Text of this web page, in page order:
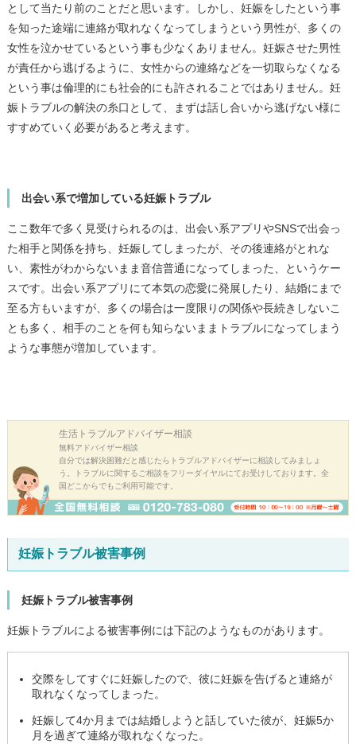
として当たり前のことだと思います。しかし、妊娠をしたという事
を知った途端に連絡が取れなくなってしまうという男性が、多くの
女性を泣かせているという事も少なくありません。妊娠させた男性
が責任から逃げるように、女性からの連絡などを一切取らなくなる
という事は倫理的にも社会的にも許されることではありません。妊
娠トラブルの解決の糸口として、まずは話し合いから逃げない様に
すすめていく必要があると考えます。
出会い系で増加している妊娠トラブル
ここ数年で多く見受けられるのは、出会い系アプリやSNSで出会っ
た相手と関係を持ち、妊娠してしまったが、その後連絡がとれな
い、素性がわからないまま音信普通になってしまった、というケー
スです。出会い系アプリにて本気の恋愛に発展したり、結婚にまで
至る方もいますが、多くの場合は一度限りの関係や長続きしないこ
とも多く、相手のことを何も知らないままトラブルになってしまう
ような事態が増加しています。
生活トラブルアドバイザー相談
無料アドバイザー相談
自分では解決困難だと感じたらトラブルアドバイザーに相談してみましょ
う。トラブルに関するご相談をフリーダイヤルにてお受けしております。全
国どこからでもご利用可能です。
妊娠トラブル被害事例
妊娠トラブル被害事例
妊娠トラブルによる被害事例には下記のようなものがあります。
交際をしてすぐに妊娠したので、彼に妊娠を告げると連絡が
取れなくなってしまった。
妊娠して4か月までは結婚しようと話していた彼が、妊娠5か
月を過ぎて連絡が取れなくなった。